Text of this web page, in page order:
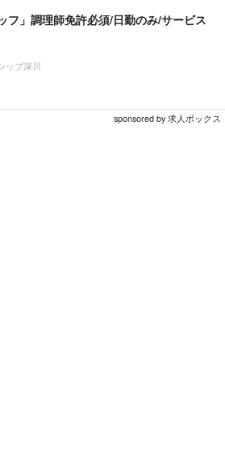
フ」調理師免許必須/日勤のみ/サービス
ップ深川
sponsored by 求人ボックス